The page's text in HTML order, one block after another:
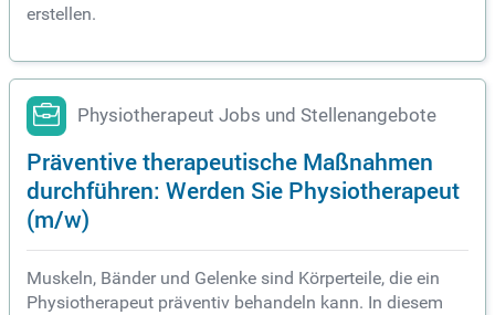
erstellen.
Physiotherapeut Jobs und Stellenangebote
Präventive therapeutische Maßnahmen
durchführen: Werden Sie Physiotherapeut
(m/w)
Muskeln, Bänder und Gelenke sind Körperteile, die ein
Physiotherapeut präventiv behandeln kann. In diesem